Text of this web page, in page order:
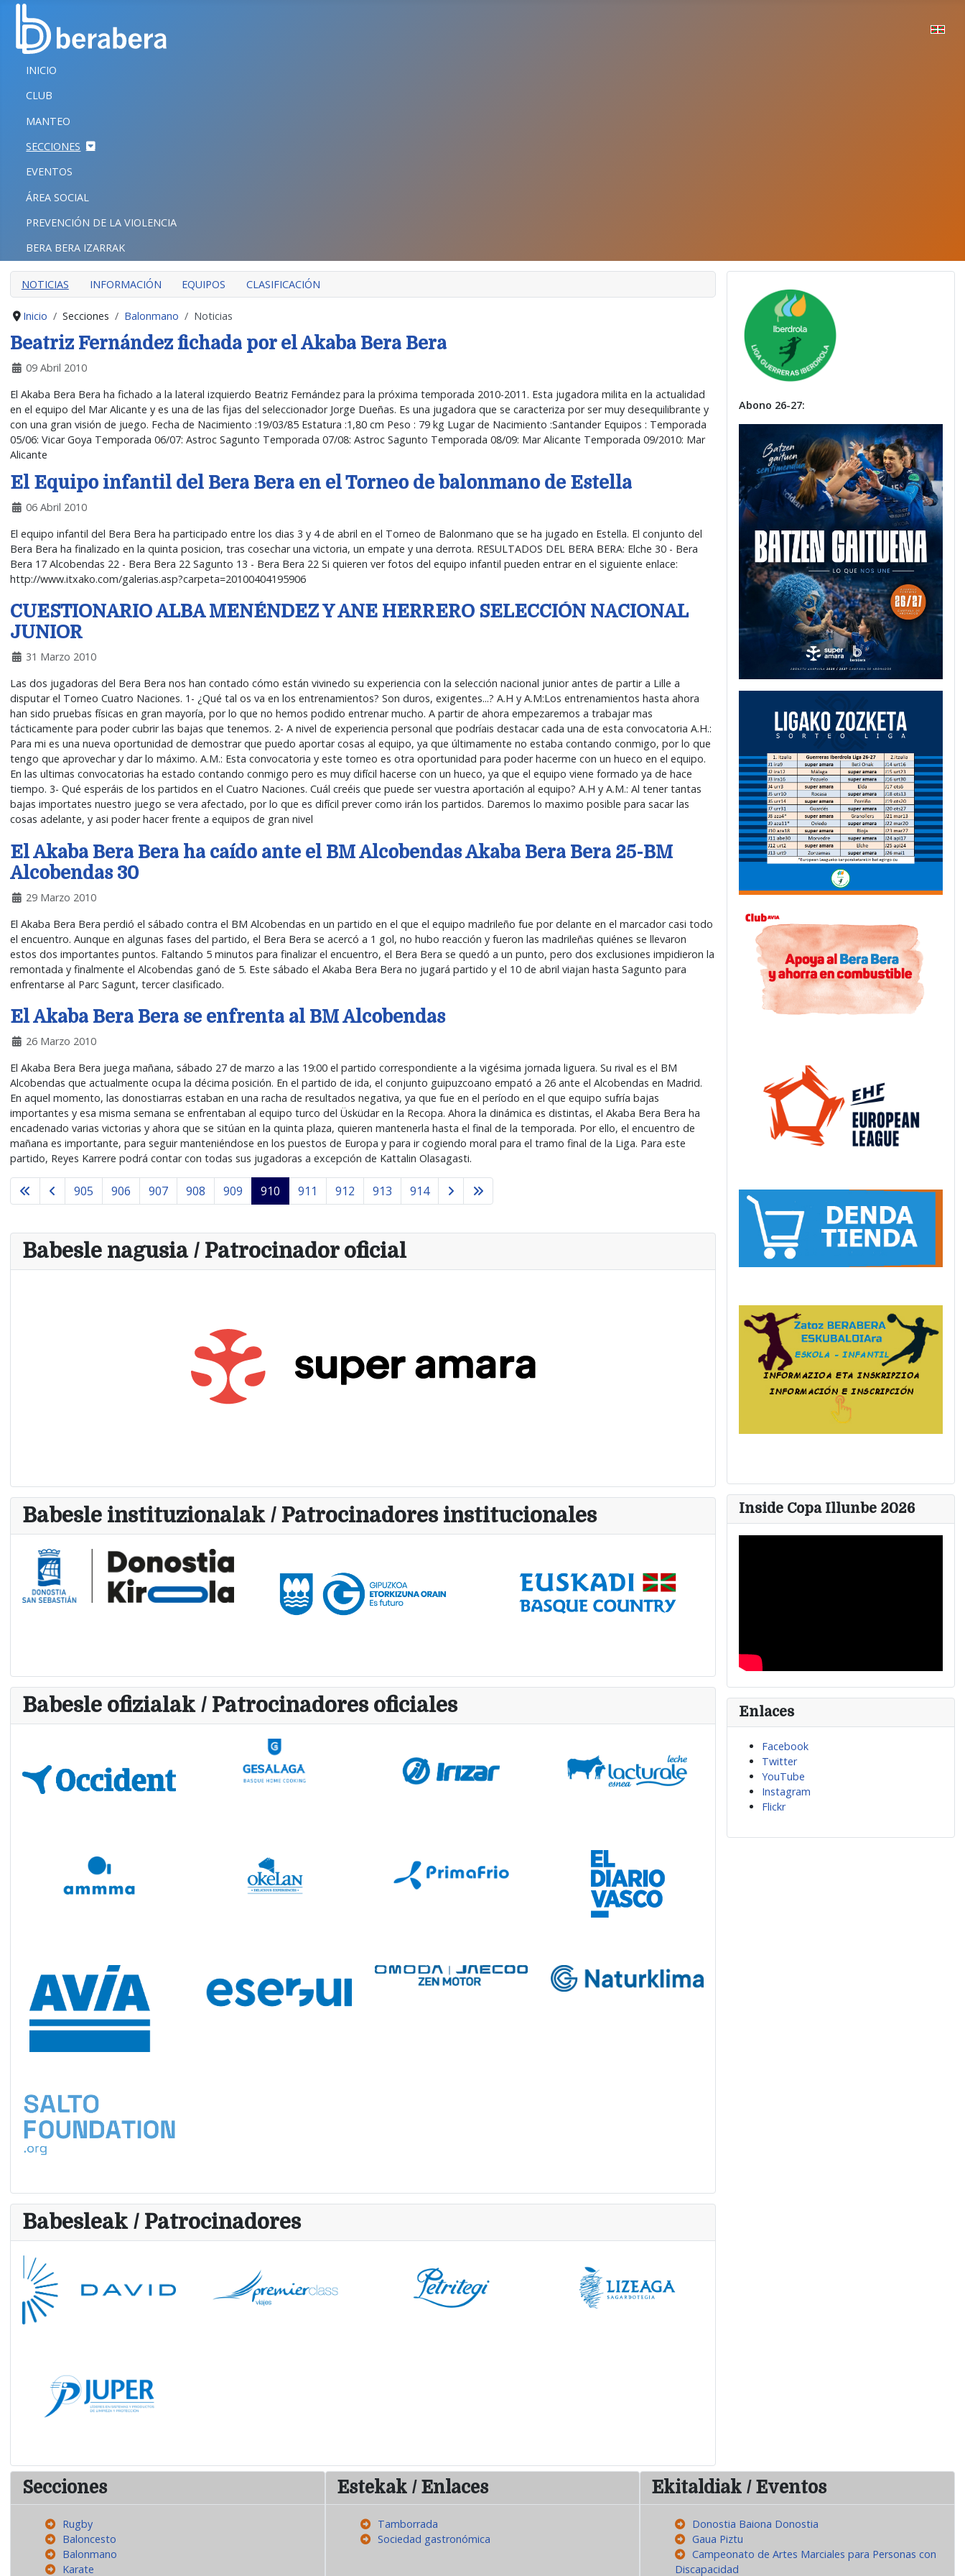
CERRAR
INICIO
CLUB
MANTEO
SECCIONES
EVENTOS
ÁREA SOCIAL
PREVENCIÓN DE LA VIOLENCIA
BERA BERA IZARRAK
INICIO
CLUB
MANTEO
SECCIONES
EVENTOS
ÁREA SOCIAL
PREVENCIÓN DE LA VIOLENCIA
BERA BERA IZARRAK
NOTICIAS INFORMACIÓN EQUIPOS CLASIFICACIÓN
Inicio Secciones Balonmano Noticias
Beatriz Fernández fichada por el Akaba Bera Bera
09 Abril 2010
El Akaba Bera Bera ha fichado a la lateral izquierdo Beatriz Fernández para la próxima temporada 2010-2011. Esta jugadora milita en la actualidad
en el equipo del Mar Alicante y es una de las fijas del seleccionador Jorge Dueñas. Es una jugadora que se caracteriza por ser muy desequilibrante y
con una gran visión de juego. Fecha de Nacimiento :19/03/85 Estatura :1,80 cm Peso : 79 kg Lugar de Nacimiento :Santander Equipos : Temporada
05/06: Vicar Goya Temporada 06/07: Astroc Sagunto Temporada 07/08: Astroc Sagunto Temporada 08/09: Mar Alicante Temporada 09/2010: Mar
Alicante
El Equipo infantil del Bera Bera en el Torneo de balonmano de Estella
06 Abril 2010
El equipo infantil del Bera Bera ha participado entre los dias 3 y 4 de abril en el Torneo de Balonmano que se ha jugado en Estella. El conjunto del
Bera Bera ha finalizado en la quinta posicion, tras cosechar una victoria, un empate y una derrota. RESULTADOS DEL BERA BERA: Elche 30 - Bera
Bera 17 Alcobendas 22 - Bera Bera 22 Sagunto 13 - Bera Bera 22 Si quieren ver fotos del equipo infantil pueden entrar en el siguiente enlace:
http://www.itxako.com/galerias.asp?carpeta=20100404195906
CUESTIONARIO ALBA MENÉNDEZ Y ANE HERRERO SELECCIÓN NACIONAL
JUNIOR
31 Marzo 2010
Las dos jugadoras del Bera Bera nos han contado cómo están vivinedo su experiencia con la selección nacional junior antes de partir a Lille a
disputar el Torneo Cuatro Naciones. 1- ¿Qué tal os va en los entrenamientos? Son duros, exigentes...? A.H y A.M:Los entrenamientos hasta ahora
han sido pruebas físicas en gran mayoría, por lo que no hemos podido entrenar mucho. A partir de ahora empezaremos a trabajar mas
tácticamente para poder cubrir las bajas que tenemos. 2- A nivel de experiencia personal que podríais destacar cada una de esta convocatoria A.H.:
Para mi es una nueva oportunidad de demostrar que puedo aportar cosas al equipo, ya que últimamente no estaba contando conmigo, por lo que
tengo que aprovechar y dar lo máximo. A.M.: Esta convocatoria y este torneo es otra oportunidad para poder hacerme con un hueco en el equipo.
En las ultimas convocatorias ha estado contando conmigo pero es muy difícil hacerse con un hueco, ya que el equipo viene formado ya de hace
tiempo. 3- Qué esperáis de los partidos en el Cuatro Naciones. Cuál creéis que puede ser vuestra aportación al equipo? A.H y A.M.: Al tener tantas
bajas importates nuestro juego se vera afectado, por lo que es difícil prever como irán los partidos. Daremos lo maximo posible para sacar las
cosas adelante, y asi poder hacer frente a equipos de gran nivel
El Akaba Bera Bera ha caído ante el BM Alcobendas Akaba Bera Bera 25-BM
Alcobendas 30
29 Marzo 2010
El Akaba Bera Bera perdió el sábado contra el BM Alcobendas en un partido en el que el equipo madrileño fue por delante en el marcador casi todo
el encuentro. Aunque en algunas fases del partido, el Bera Bera se acercó a 1 gol, no hubo reacción y fueron las madrileñas quiénes se llevaron
estos dos importantes puntos. Faltando 5 minutos para finalizar el encuentro, el Bera Bera se quedó a un punto, pero dos exclusiones impidieron la
remontada y finalmente el Alcobendas ganó de 5. Este sábado el Akaba Bera Bera no jugará partido y el 10 de abril viajan hasta Sagunto para
enfrentarse al Parc Sagunt, tercer clasificado.
El Akaba Bera Bera se enfrenta al BM Alcobendas
26 Marzo 2010
El Akaba Bera Bera juega mañana, sábado 27 de marzo a las 19:00 el partido correspondiente a la vigésima jornada liguera. Su rival es el BM
Alcobendas que actualmente ocupa la décima posición. En el partido de ida, el conjunto guipuzcoano empató a 26 ante el Alcobendas en Madrid.
En aquel momento, las donostiarras estaban en una racha de resultados negativa, ya que fue en el período en el que equipo sufría bajas
importantes y esa misma semana se enfrentaban al equipo turco del Üsküdar en la Recopa. Ahora la dinámica es distintas, el Akaba Bera Bera ha
encadenado varias victorias y ahora que se sitúan en la quinta plaza, quieren mantenerla hasta el final de la temporada. Por ello, el encuentro de
mañana es importante, para seguir manteniéndose en los puestos de Europa y para ir cogiendo moral para el tramo final de la Liga. Para este
partido, Reyes Karrere podrá contar con todas sus jugadoras a excepción de Kattalin Olasagasti.
905 906 907 908 909 910 911 912 913 914
Babesle nagusia / Patrocinador oficial
Babesle instituzionalak / Patrocinadores institucionales
Babesle ofizialak / Patrocinadores oficiales
Babesleak / Patrocinadores
Abono 26-27:
Inside Copa Illunbe 2026
Enlaces
Facebook
Twitter
YouTube
Instagram
Flickr
Secciones
Rugby
Baloncesto
Balonmano
Karate
Estekak / Enlaces
Tamborrada
Sociedad gastronómica
Ekitaldiak / Eventos
Donostia Baiona Donostia
Gaua Piztu
Campeonato de Artes Marciales para Personas con
Discapacidad